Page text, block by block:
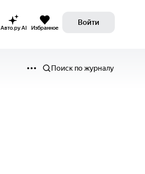
Авто.ру AI Избранное
Войти
Поиск по журналу